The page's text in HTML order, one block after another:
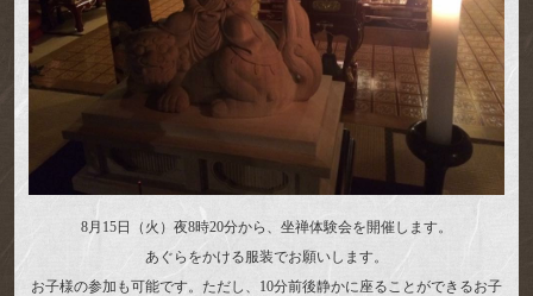
8月15日（火）夜8時20分から、坐禅体験会を開催します。
あぐらをかける服装でお願いします。
お子様の参加も可能です。ただし、10分前後静かに座ることができるお子